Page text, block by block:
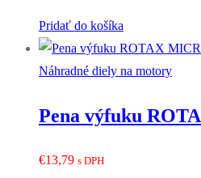
Pridať do košíka
Náhradné diely na motory
Pena výfuku
€13,79 s DPH